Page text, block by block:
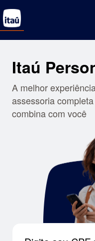
Itaú
A melhor experiência humana e digital,
assessoria
combina com você